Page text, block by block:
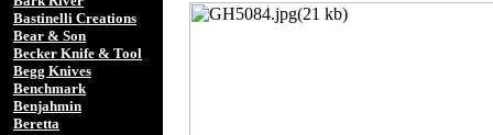
Bastinelli Creations
Bear & Son
Becker Knife & Tool
Begg Knives
Benchmark
Benjahmin
Beretta